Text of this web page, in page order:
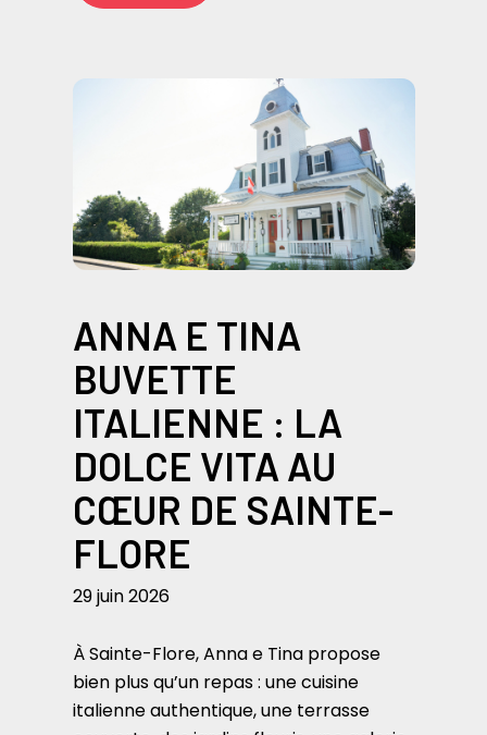
ANNA E TINA
BUVETTE
ITALIENNE : LA
DOLCE VITA AU
CŒUR DE SAINTE-
FLORE
29 juin 2026
À Sainte-Flore, Anna e Tina propose
bien plus qu’un repas : une cuisine
italienne authentique, une terrasse